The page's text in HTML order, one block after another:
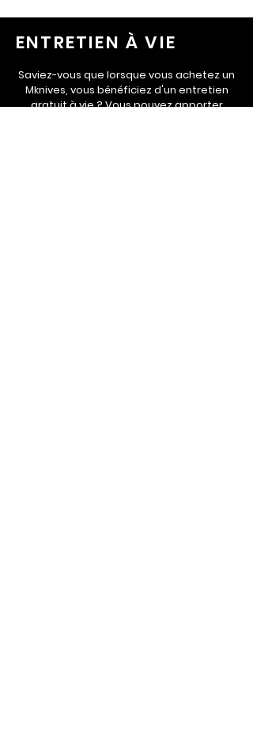
ENTRETIEN À VIE
Saviez-vous que lorsque vous achetez un
Mknives, vous bénéficiez d'un entretien
gratuit à vie ? Vous pouvez apporter